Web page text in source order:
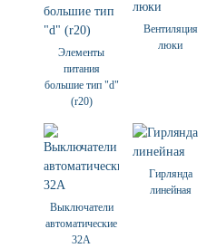
Элементы
питания
большие тип "d"
(r20)
Вентиляция
люки
Выключатели
автоматические
32А
Гирлянда
линейная